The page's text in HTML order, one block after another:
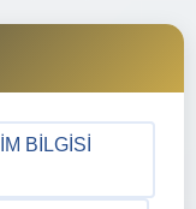
BILGISI